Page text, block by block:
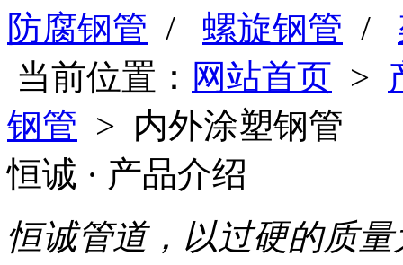
防腐钢管 / 螺旋钢管 /
当前位置： 网站首页 >
钢管 > 内外涂塑钢管
恒诚 · 产品介绍
恒诚管道，以过硬的质